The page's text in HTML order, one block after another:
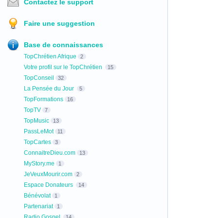
Contactez le support
Faire une suggestion
Base de connaissances
TopChrétien Afrique 2
Votre profil sur le TopChrétien 15
TopConseil 32
La Pensée du Jour 5
TopFormations 16
TopTV 7
TopMusic 13
PassLeMot 11
TopCartes 3
ConnaitreDieu.com 13
MyStory.me 1
JeVeuxMourir.com 2
Espace Donateurs 14
Bénévolat 1
Partenariat 1